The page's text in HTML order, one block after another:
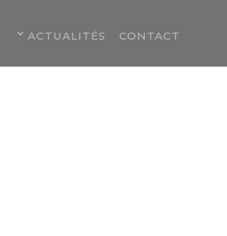
ACTUALITÉS CONTACT